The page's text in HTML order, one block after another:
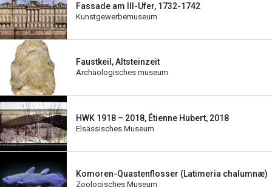
Fassade am Ill-Ufer, 1732-1742
Kunstgewerbemuseum
Faustkeil, Altsteinzeit
Archäologisches museum
HWK 1918 – 2018, Étienne Hubert, 2018
Elsässisches Museum
Komoren-Quastenflosser (Latimeria chalumnæ)
Zoologisches Museum